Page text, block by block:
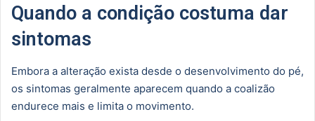
Quando a condição costuma dar
sintomas
Embora a alteração exista desde o desenvolvimento do pé,
os sintomas geralmente aparecem quando a coalizão
endurece mais e limita o movimento.